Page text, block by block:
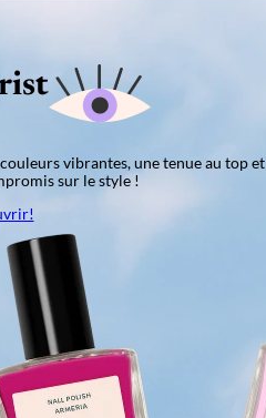
vibrantes, une tenue au top et
sur le style !